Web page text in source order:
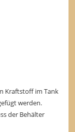
Kraftstoff im Tank
werden.
der Behälter